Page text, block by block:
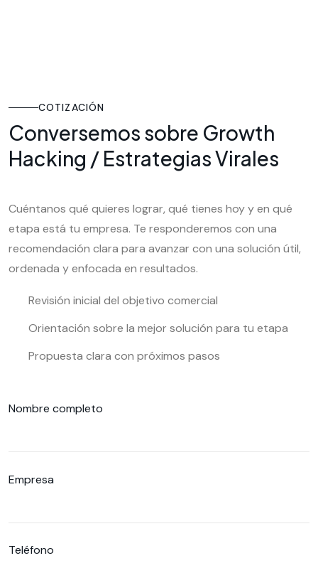
COTIZACIÓN
Conversemos sobre Growth
Hacking / Estrategias Virales
Cuéntanos qué quieres lograr, qué tienes hoy y en qué
etapa está tu empresa. Te responderemos con una
recomendación clara para avanzar con una solución útil,
ordenada y enfocada en resultados.
Revisión inicial del objetivo comercial
Orientación sobre la mejor solución para tu etapa
Propuesta clara con próximos pasos
Nombre completo
Empresa
Teléfono